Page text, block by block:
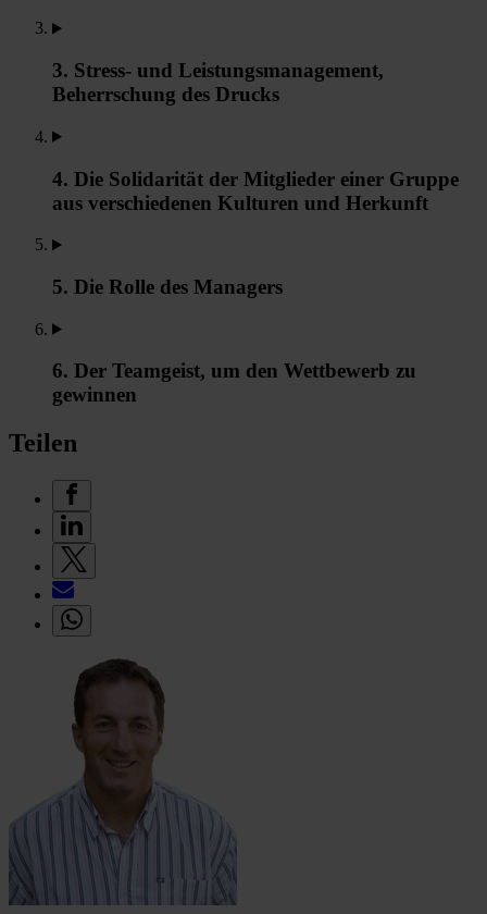
3. Stress- und Leistungsmanagement,
Beherrschung des Drucks
4. Die Solidarität der Mitglieder einer Gruppe
aus verschiedenen Kulturen und Herkunft
5. Die Rolle des Managers
6. Der Teamgeist, um den Wettbewerb zu
gewinnen
Teilen